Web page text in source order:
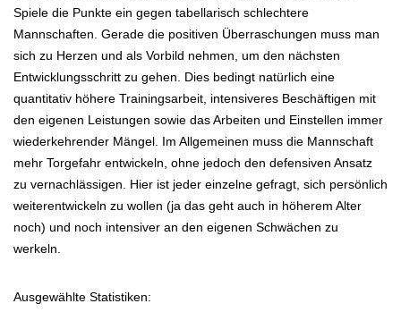
Spiele die Punkte ein gegen tabellarisch schlechtere
Mannschaften. Gerade die positiven Überraschungen muss man
sich zu Herzen und als Vorbild nehmen, um den nächsten
Entwicklungsschritt zu gehen. Dies bedingt natürlich eine
quantitativ höhere Trainingsarbeit, intensiveres Beschäftigen mit
den eigenen Leistungen sowie das Arbeiten und Einstellen immer
wiederkehrender Mängel. Im Allgemeinen muss die Mannschaft
mehr Torgefahr entwickeln, ohne jedoch den defensiven Ansatz
zu vernachlässigen. Hier ist jeder einzelne gefragt, sich persönlich
weiterentwickeln zu wollen (ja das geht auch in höherem Alter
noch) und noch intensiver an den eigenen Schwächen zu
werkeln.
Ausgewählte Statistiken: